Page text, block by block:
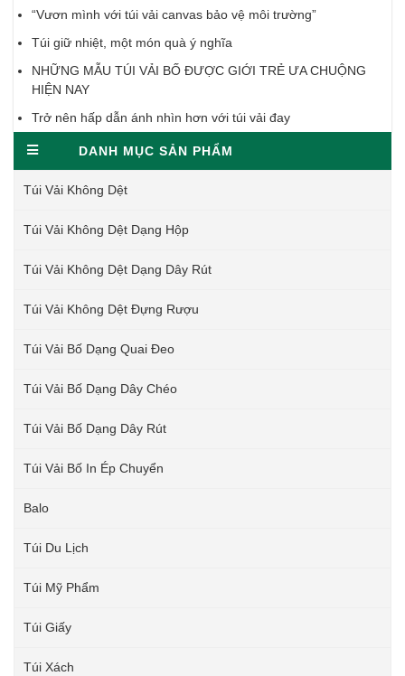
“Vươn mình với túi vải canvas bảo vệ môi trường”
Túi giữ nhiệt, một món quà ý nghĩa
NHỮNG MẪU TÚI VẢI BỐ ĐƯỢC GIỚI TRẺ ƯA CHUỘNG
HIỆN NAY
Trở nên hấp dẫn ánh nhìn hơn với túi vải đay
DANH MỤC SẢN PHẨM
Túi Vải Không Dệt
Túi Vải Không Dệt Dạng Hộp
Túi Vải Không Dệt Dạng Dây Rút
Túi Vải Không Dệt Đựng Rượu
Túi Vải Bố Dạng Quai Đeo
Túi Vải Bố Dạng Dây Chéo
Túi Vải Bố Dạng Dây Rút
Túi Vải Bố In Ép Chuyển
Balo
Túi Du Lịch
Túi Mỹ Phẩm
Túi Giấy
Túi Xách